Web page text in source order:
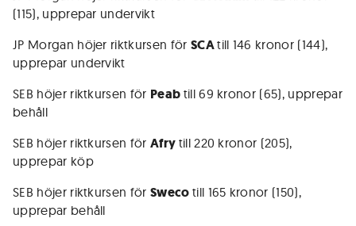
(115), upprepar undervikt
JP Morgan höjer riktkursen för SCAtill 146 kronor (144),
upprepar undervikt
SEB höjer riktkursen för Peab till 69 kronor (65), upprepar
behåll
SEB höjer riktkursen för Afry till 220 kronor (205),
upprepar köp
SEB höjer riktkursen för Sweco till 165 kronor (150),
upprepar behåll